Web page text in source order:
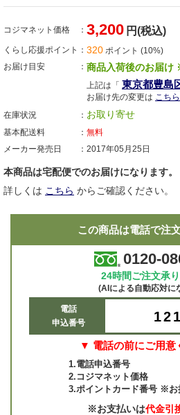
コジマネット価格 3,200 円(税込)
くらし応援ポイント 320 ポイント (10%)
お届け目安
商品入荷後のお届け
上記は「 東京都豊島
お届け先の変更は こちら
在庫状況
お取り寄せ
基本配送料
無料
メーカー発売日
2017年05月25日
本商品は宅配便でのお届けになります。
詳しくは こちら からご確認ください。
この商品は電話で注
0120-
24時間ご注文承り
(AIによる自動応対に
電話
申込番号
▼ 電話の前にご用意
1.電話申込番号
2.コジマネット価格
3.ポイントカード番号 ※お
※お支払いは代金引